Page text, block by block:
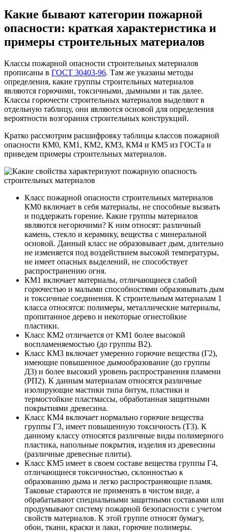
Какие бывают категории пожарной
опасности: краткая характеристика и
примеры строительных материалов
Классы пожарной опасности строительных материалов
прописаны в ГОСТ 30403-96. Там же указаны методы
определения, какие группы строительных материалов
являются горючими, токсичными, дымными и так далее.
Классы горючести строительных материалов выделяют в
отдельную таблицу, они являются основой для определения
вероятности возгорания строительных конструкций.
Кратко рассмотрим расшифровку таблицы классов пожарной
опасности КМ0, КМ1, КМ2, КМ3, КМ4 и КМ5 из ГОСТа и
приведем примеры строительных материалов.
Класс пожарной опасности строительных материалов
КМ0 включает в себя материалы, не способные вызвать
и поддержать горение. Какие группы материалов
являются негорючими? К ним относят: различный
камень, стекло и керамику, вещества с минеральной
основой. Данный класс не образовывает дым, длительно
не изменяется под воздействием высокой температуры,
не имеет опасных выделений, не способствует
распространению огня.
КМ1 включает материалы, отличающиеся слабой
горючестью и малыми способностями образовывать дым
и токсичные соединения. К строительным материалам 1
класса относятся: полимеры, металлические материалы,
пропитанное дерево и некоторые огнестойкие
пластики.
Класс КМ2 отличается от КМ1 более высокой
воспламеняемостью (до группы В2).
Класс КМ3 включает умеренно горючие вещества (Г2),
имеющие повышенное дымообразование (до группы
Д3) и более высокий уровень распространения пламени
(РП2). К данным материалам относятся различные
изолирующие мастики типа битум, пластики и
термостойкие пластмассы, обработанная защитными
покрытиями древесина.
Класс КМ4 включает нормально горючие вещества
группы Г3, имеет повышенную токсичность (Т3). К
данному классу относятся различные виды полимерного
пластика, напольные покрытия, изделия из древесины
(различные древесные плиты).
Класс КМ5 имеет в своем составе вещества группы Г4,
отличающиеся токсичностью, склонностью к
образованию дыма и легко распространяющие пламя.
Таковые стараются не применять в чистом виде, а
обрабатывают специальными защитными составами или
продумывают систему пожарной безопасности с учетом
свойств материалов. К этой группе относят бумагу,
обои, ткани, краски и лаки, горючие полимеры.